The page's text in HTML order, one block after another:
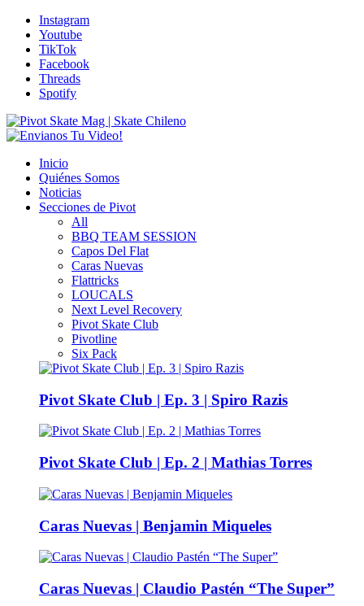
Instagram
Youtube
TikTok
Facebook
Threads
Spotify
Inicio
Quiénes Somos
Noticias
Secciones de Pivot
All
BBQ TEAM SESSION
Capos Del Flat
Caras Nuevas
Flattricks
LOUCALS
Next Level Recovery
Pivot Skate Club
Pivotline
Six Pack
Pivot Skate Club | Ep. 3 | Spiro Razis
Pivot Skate Club | Ep. 2 | Mathias Torres
Caras Nuevas | Benjamin Miqueles
Caras Nuevas | Claudio Pastén “The Super”